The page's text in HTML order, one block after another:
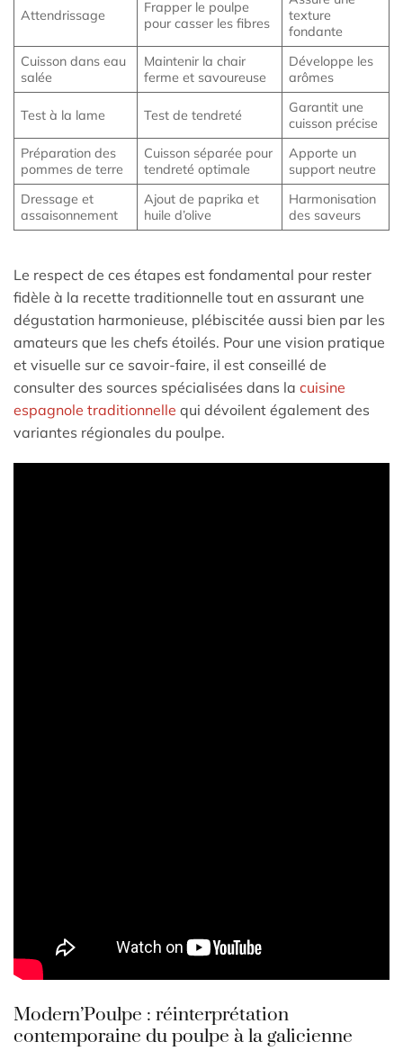
Attendrissage
Frapper le poulpe
pour casser les fibres
texture
fondante
Cuisson dans eau
salée
Maintenir la chair
ferme et savoureuse
Développe les
arômes
Test à la lame Test de tendreté
Garantit une
cuisson précise
Préparation des
pommes de terre
Cuisson séparée pour
tendreté optimale
Apporte un
support neutre
Dressage et
assaisonnement
Ajout de paprika et
huile d’olive
Harmonisation
des saveurs
Le respect de ces étapes est fondamental pour rester
fidèle à la recette traditionnelle tout en assurant une
dégustation harmonieuse, plébiscitée aussi bien par les
amateurs que les chefs étoilés. Pour une vision pratique
et visuelle sur ce savoir-faire, il est conseillé de
consulter des sources spécialisées dans la cuisine
espagnole traditionnelle qui dévoilent également des
variantes régionales du poulpe.
Modern’Poulpe : réinterprétation
contemporaine du poulpe à la galicienne